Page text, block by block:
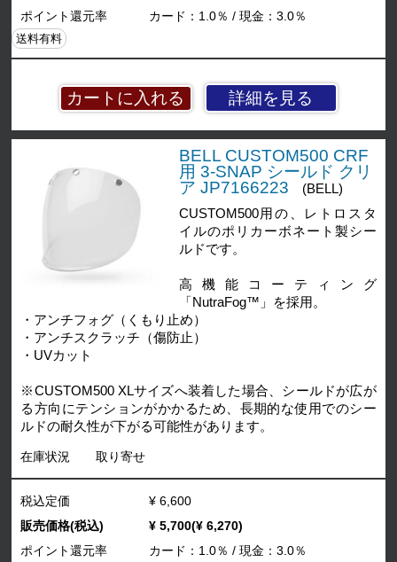
詳細を見る
ポイント還元率
カード：1.0％ / 現金：3.0％
送料有料
BELL CUSTOM500 CRF
用 3-SNAP シールド クリ
ア JP7166223
(BELL)
CUSTOM500用の、レトロスタ
イルのポリカーボネート製シー
ルドです。
高機能コーティング
「NutraFog™」を採用。
・アンチフォグ（くもり止め）
・アンチスクラッチ（傷防止）
・UVカット
※CUSTOM500 XLサイズへ装着した場合、シールドが広が
る方向にテンションがかかるため、長期的な使用でのシー
ルドの耐久性が下がる可能性があります。
在庫状況 取り寄せ
税込定価
¥ 6,600
販売価格(税込)
¥ 5,700(¥ 6,270)
ポイント還元率
カード：1.0％ / 現金：3.0％